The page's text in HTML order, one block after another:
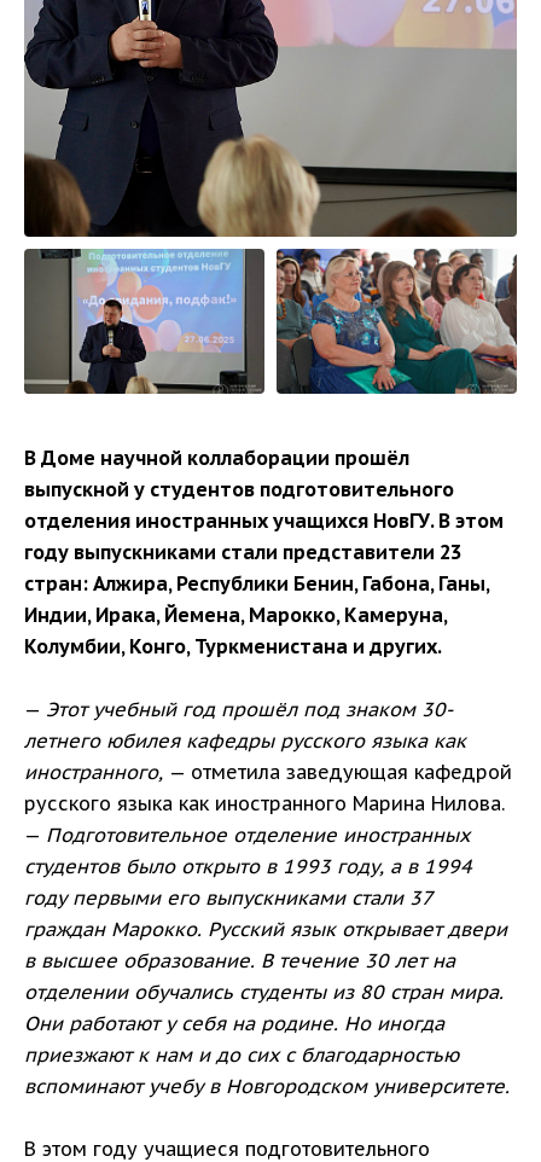
В Доме научной коллаборации прошёл
выпускной у студентов подготовительного
отделения иностранных учащихся НовГУ. В этом
году выпускниками стали представители 23
стран: Алжира, Республики Бенин, Габона, Ганы,
Индии, Ирака, Йемена, Марокко, Камеруна,
Колумбии, Конго, Туркменистана и других.
— Этот учебный год прошёл под знаком 30-
летнего юбилея кафедры русского языка как
иностранного, — отметила заведующая кафедрой
русского языка как иностранного Марина Нилова.
— Подготовительное отделение иностранных
студентов было открыто в 1993 году, а в 1994
году первыми его выпускниками стали 37
граждан Марокко. Русский язык открывает двери
в высшее образование. В течение 30 лет на
отделении обучались студенты из 80 стран мира.
Они работают у себя на родине. Но иногда
приезжают к нам и до сих с благодарностью
вспоминают учебу в Новгородском университете.
В этом году учащиеся подготовительного